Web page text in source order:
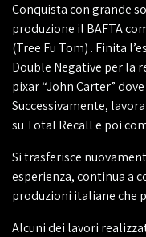
Conquista con grande
produzione il BAFTA
(Tree Fu Tom) . Finita
Double Negative per la
pixar “John Carter”
Successivamente,
su Total Recall e poi
Si trasferisce
esperienza, continua a
produzioni italiane che
Alcuni dei lavori